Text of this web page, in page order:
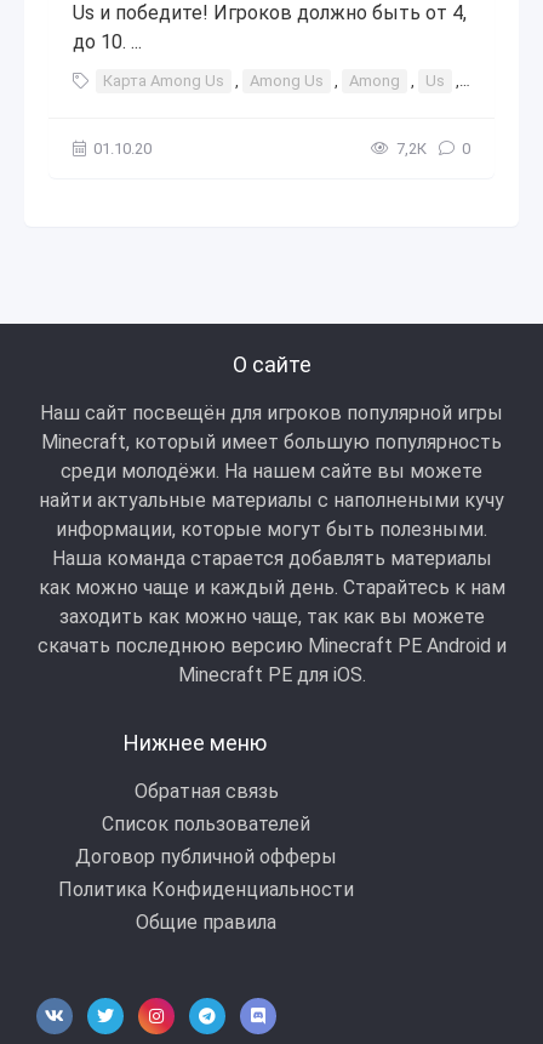
Us и победите! Игроков должно быть от 4,
до 10. ...
Карта Among Us , Among Us , Among , Us ,
01.10.20 7,2К 0
О сайте
Наш сайт посвещён для игроков популярной игры
Minecraft, который имеет большую популярность
среди молодёжи. На нашем сайте вы можете
найти актуальные материалы с наполнеными кучу
информации, которые могут быть полезными.
Наша команда старается добавлять материалы
как можно чаще и каждый день. Старайтесь к нам
заходить как можно чаще, так как вы можете
скачать последнюю версию Minecraft PE Android и
Minecraft РЕ для iOS.
Нижнее меню
Обратная связь
Список пользователей
Договор публичной офферы
Политика Конфиденциальности
Общие правила